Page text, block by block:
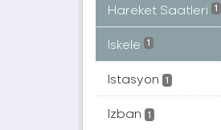
Hareket Saatleri 1
Iskele 1
Istasyon 1
Izban 1